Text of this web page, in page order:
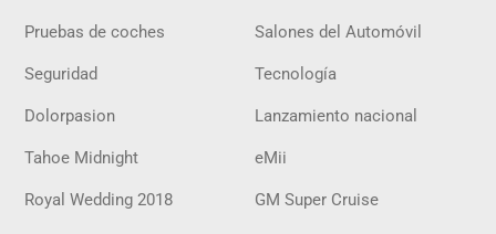
Pruebas de coches Salones del Automóvil
Seguridad Tecnología
Dolorpasion Lanzamiento nacional
Tahoe Midnight eMii
Royal Wedding 2018 GM Super Cruise